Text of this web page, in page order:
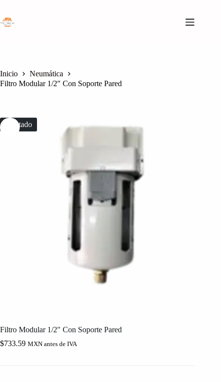
contenido
Inicio
Neumática
Filtro Modular 1/2″ Con Soporte Pared
Agotado
Filtro Modular 1/2″ Con Soporte Pared
$733.59 MXN antes de IVA